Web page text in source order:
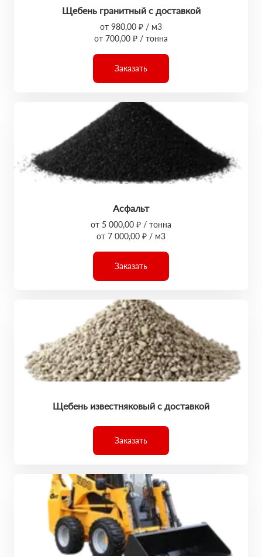
Щебень гранитный с доставкой
от 980,00 ₽ / м3
от 700,00 ₽ / тонна
Заказать
Асфальт
от 5 000,00 ₽ / тонна
от 7 000,00 ₽ / м3
Заказать
Щебень известняковый с доставкой
Заказать